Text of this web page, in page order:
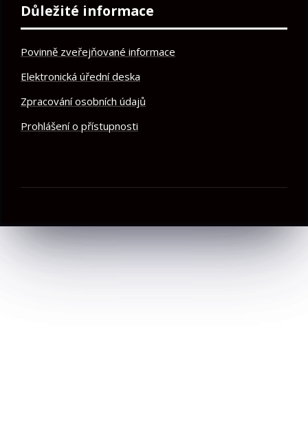
Důležité informace
Povinně zveřejňované informace
Elektronická úřední deska
Zpracování osobních údajů
Prohlášení o přístupnosti